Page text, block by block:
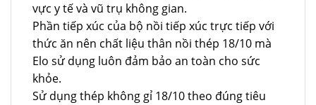
vực y tế và vũ trụ không gian.
Phần tiếp xúc của bộ nồi tiếp xúc trực tiếp với
thức ăn nên chất liệu thân nồi thép 18/10 mà
Elo sử dụng luôn đảm bảo an toàn cho sức
khỏe.
Sử dụng thép không gỉ 18/10 theo đúng tiêu